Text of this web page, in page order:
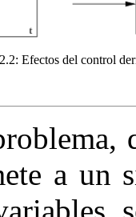
Efectos del control
a un